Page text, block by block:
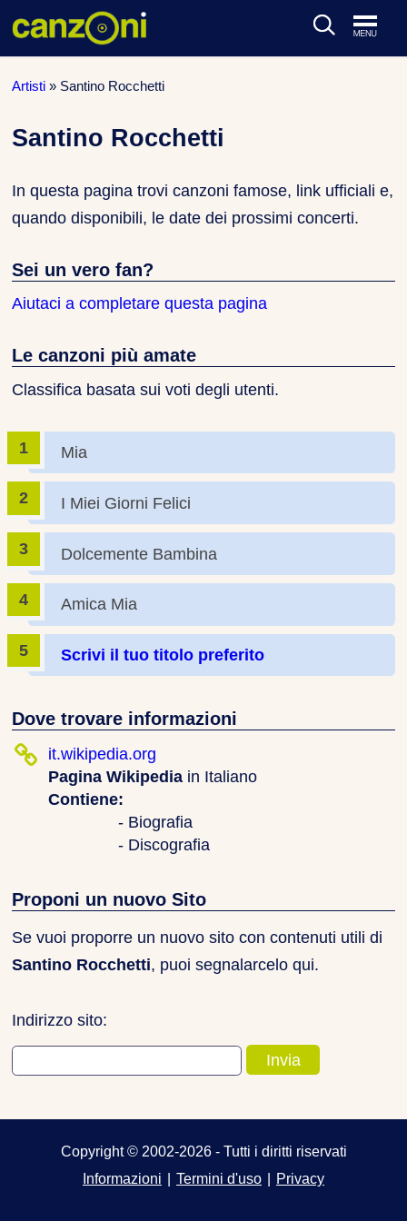
Artisti» Santino Rocchetti
Santino Rocchetti
In questa pagina trovi canzoni famose, link ufficiali e,
quando disponibili, le date dei prossimi concerti.
Sei un vero fan?
Aiutaci a completare questa pagina
Le canzoni più amate
Classifica basata sui voti degli utenti.
Mia
I Miei Giorni Felici
Dolcemente Bambina
Amica Mia
Scrivi il tuo titolo preferito
Dove trovare informazioni
it.wikipedia.org
Pagina Wikipedia in Italiano
Contiene:
- Biografia
- Discografia
Proponi un nuovo Sito
Se vuoi proporre un nuovo sito con contenuti utili di
Santino Rocchetti, puoi segnalarcelo qui.
Indirizzo sito:
Copyright © 2002-2026 - Tutti i diritti riservati
Informazioni | Termini d'uso | Privacy